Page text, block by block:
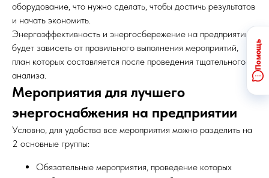
оборудование, что нужно сделать, чтобы достичь результатов
и начать экономить.
Энергоэффективность и энергосбережение на предприятии
будет зависеть от правильного выполнения мероприятий,
план которых составляется после проведения тщательного
анализа.
Мероприятия для лучшего
энергоснабжения на предприятии
Условно, для удобства все мероприятия можно разделить на
2 основные группы:
Обязательные мероприятия, проведение которых